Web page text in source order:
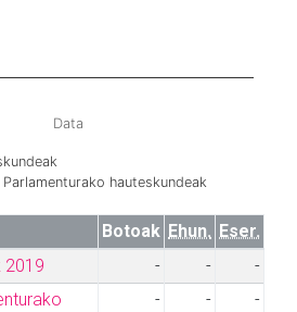
Data
hauteskundeak
Botoak Ehun. Eser.
2019
- -
-
- - -